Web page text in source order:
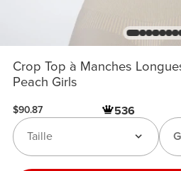
Crop Top à Manches
Peach Girls
$90.87 536
Taille